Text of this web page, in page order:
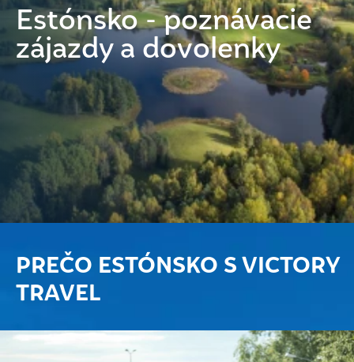
Estónsko - poznávacie
zájazdy a dovolenky
PREČO ESTÓNSKO S VICTORY
TRAVEL